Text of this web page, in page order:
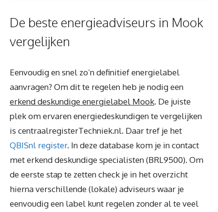
De beste energieadviseurs in Mook
vergelijken
Eenvoudig en snel zo’n definitief energielabel
aanvragen? Om dit te regelen heb je nodig een
erkend deskundige energielabel Mook. De juiste
plek om ervaren energiedeskundigen te vergelijken
is centraalregisterTechniek.nl. Daar tref je het
QBISnl register. In deze database kom je in contact
met erkend deskundige specialisten (BRL9500). Om
de eerste stap te zetten check je in het overzicht
hierna verschillende (lokale) adviseurs waar je
eenvoudig een label kunt regelen zonder al te veel